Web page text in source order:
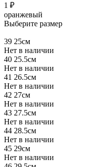
1 ₽
оранжевый
Выберите размер
39 25см
Нет в наличии
40 25.5см
Нет в наличии
41 26.5см
Нет в наличии
42 27см
Нет в наличии
43 27.5см
Нет в наличии
44 28.5см
Нет в наличии
45 29см
Нет в наличии